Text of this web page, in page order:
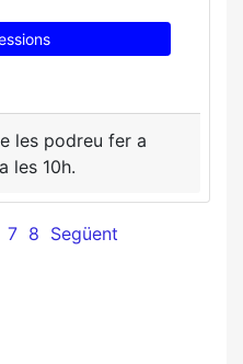
les podreu fer a
les 10h.
7 8 Següent